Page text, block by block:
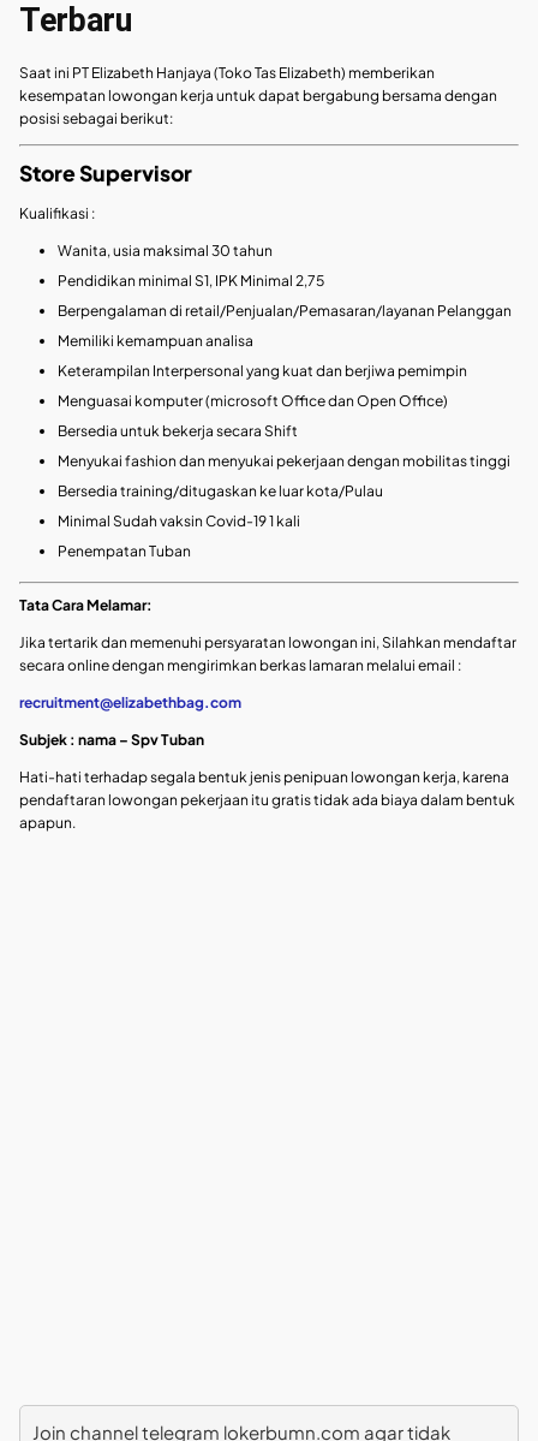
Terbaru
Saat ini PT Elizabeth Hanjaya (Toko Tas Elizabeth) memberikan
kesempatan lowongan kerja untuk dapat bergabung bersama dengan
posisi sebagai berikut:
Store Supervisor
Kualifikasi :
Wanita, usia maksimal 30 tahun
Pendidikan minimal S1, IPK Minimal 2,75
Berpengalaman di retail/Penjualan/Pemasaran/layanan Pelanggan
Memiliki kemampuan analisa
Keterampilan Interpersonal yang kuat dan berjiwa pemimpin
Menguasai komputer (microsoft Office dan Open Office)
Bersedia untuk bekerja secara Shift
Menyukai fashion dan menyukai pekerjaan dengan mobilitas tinggi
Bersedia training/ditugaskan ke luar kota/Pulau
Minimal Sudah vaksin Covid-19 1 kali
Penempatan Tuban
Tata Cara Melamar:
Jika tertarik dan memenuhi persyaratan lowongan ini, Silahkan mendaftar
secara online dengan mengirimkan berkas lamaran melalui email :
recruitment@elizabethbag.com
Subjek : nama – Spv Tuban
Hati-hati terhadap segala bentuk jenis penipuan lowongan kerja, karena
pendaftaran lowongan pekerjaan itu gratis tidak ada biaya dalam bentuk
apapun.
Join channel telegram lokerbumn.com agar tidak